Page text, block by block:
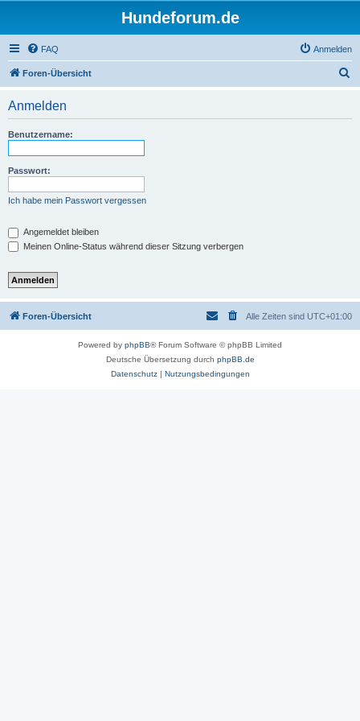
Hundeforum.de
FAQ Anmelden
Foren-Übersicht
Anmelden
Benutzername:
Passwort:
Ich habe mein Passwort vergessen
Angemeldet bleiben
Meinen Online-Status während dieser Sitzung verbergen
Foren-Übersicht Alle Zeiten sind UTC+01:00
Powered by phpBB® Forum Software © phpBB Limited
Deutsche Übersetzung durch phpBB.de
Datenschutz| Nutzungsbedingungen